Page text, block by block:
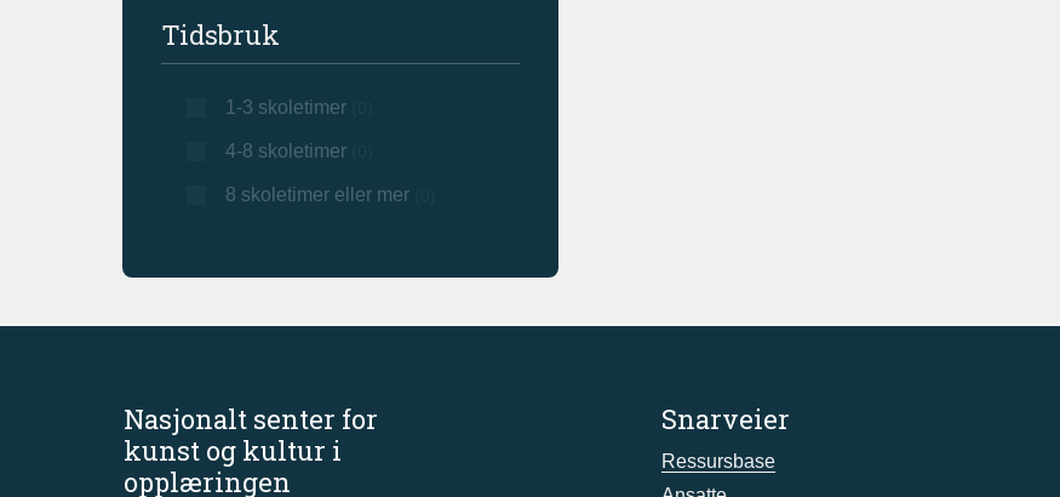
Tidsbruk
1-3 skoletimer(0)
4-8 skoletimer(0)
8 skoletimer eller mer(0)
Nasjonalt senter for
kunst og kultur i
opplæringen
Snarveier
Ressursbase